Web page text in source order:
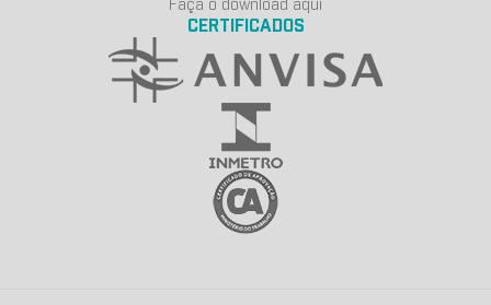
Faça o download aqui
CERTIFICADOS